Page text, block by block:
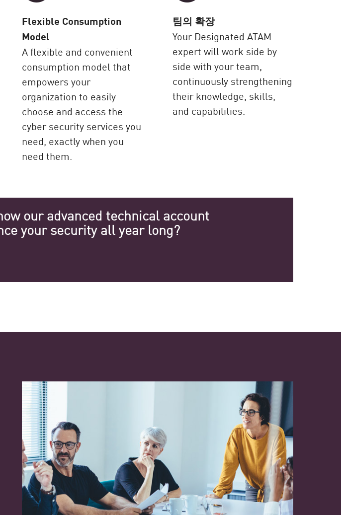
Flexible Consumption
Model
A flexible and convenient
consumption model that
empowers your
organization to easily
choose and access the
cyber security services you
need, exactly when you
need them.
팀의 확장
Your Designated ATAM
expert will work side by
side with your team,
continuously strengthening
their knowledge, skills,
and capabilities.
our advanced technical account
your security all year long?